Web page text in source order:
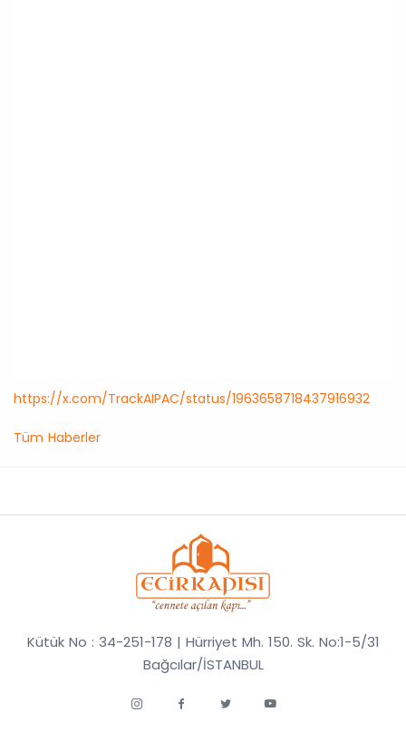
https://x.com/TrackAIPAC/status/1963658718437916932
Tüm Haberler
Kütük No : 34-251-178 | Hürriyet Mh. 150. Sk. No:1-5/31
Bağcılar/İSTANBUL